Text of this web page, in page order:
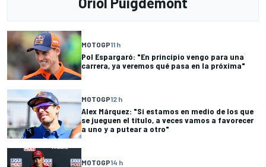
MOTOGP11 h
Pol Espargaró: "En principio vengo para una
carrera, ya veremos qué pasa en la próxima"
MOTOGP12 h
Alex Márquez: "Si estamos en medio de los que
se jueguen el título, a veces vamos a favorecer
a uno y a putear a otro"
MOTOGP14 h